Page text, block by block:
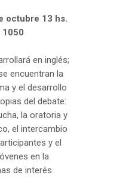
octubre 13 hs.
1050
en inglés;
encuentran la
y el desarrollo
del debate:
la oratoria y
el intercambio
y el
en la
de interés